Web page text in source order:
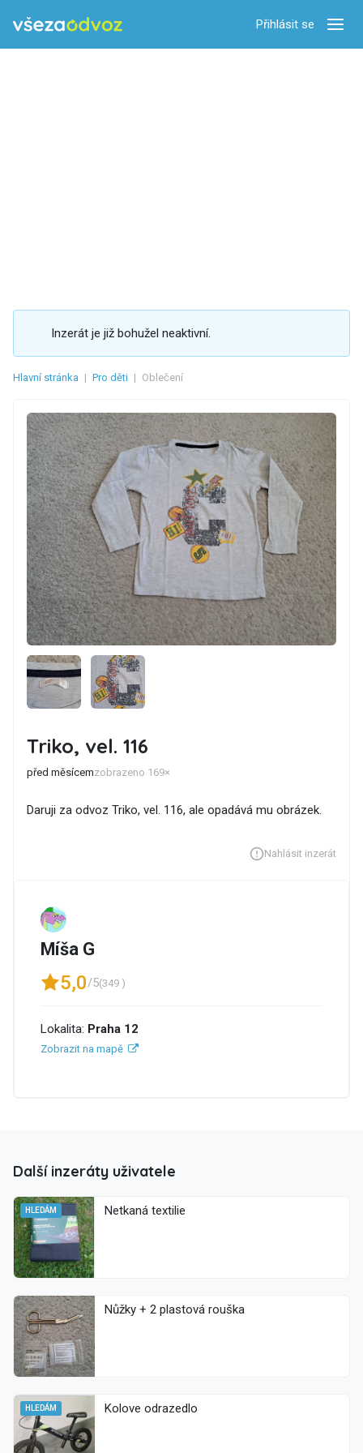
Přihlásit se
Inzerát je již bohužel neaktivní.
Hlavní stránka | Pro děti | Oblečení
Triko, vel. 116
před měsícemzobrazeno 169×
Daruji za odvoz Triko, vel. 116, ale opadává mu obrázek.
Nahlásit inzerát
Míša G
5,0/5(349 )
Lokalita: Praha 12
Zobrazit na mapě
Další inzeráty uživatele
HLEDÁM Netkaná textilie
Nůžky + 2 plastová rouška
HLEDÁM Kolove odrazedlo